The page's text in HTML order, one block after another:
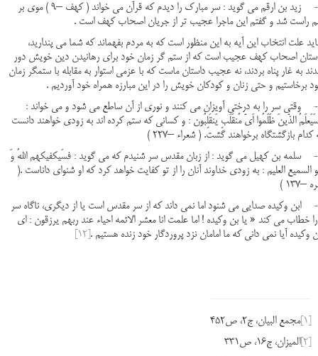
1- زید بن ارقم می گوید : سر مبارک را دیدم که قرآن می خواند ( کهف –9 ) موی بر
راست شد و گفتم این ماجرا عجیب تر از جریان اصحاب کهف است .
علت انتخاب این آیه به این منظور است که به مردم بفهماند که شما می پندارید،
اصحاب کهف عجیب است که از ستم گر زمان خود برای رهانیدن دین خویش دور
به غار پناه بردند، نه عجیب داستان ماست که با عزمی استوار به مقابله با ستمگر زمان
برخاستیم و حتی زنان و کودکان خویش را در این مبارزه همراه خود آوردیم .
2- وقتی سر را به درختی آویزان می کنند و نوری از آن ساطع می شود و می خواند :
الذّینَ ظَلَمُوا اَیّ مُنقَلَبِ یَنقَلِبُون : و کسانی که ستم کرده اند به زودی خواهند دانست
کدام بازگشتگاه برخواهند گشت. ( شعراء –227 )
3- سلمه بن کهیل می گوید : از زبان مقدس سر شنیدم که می گوید : فسَیکفیکهم اللهُ وَ
السمیع العلیم : به زودی خداوند آنان را از تو کفایت خواهد کرد که او شنوای داناست .(
–137 )
4- ابن وکیده صدایی می شنود اما نمی داند که از سر مقدس است یا از دیگری، ناگاه سر
خطاب می کند « یا بن وکیده ! اما علمت انا معشر الائمه احیاء عند ربهم یرزقون : ای
وکیده آیا نمی دانی که ما امامان نزد پروردگار خود زنده هستیم . [12]
[1]مجمع البیان، ج2، ص452
[2]المیزان، ج16، ص331